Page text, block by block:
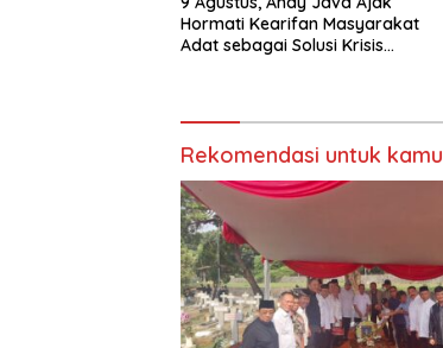
Hormati Kearifan Masyarakat
Adat sebagai Solusi Krisis
Rekomendasi untuk kamu